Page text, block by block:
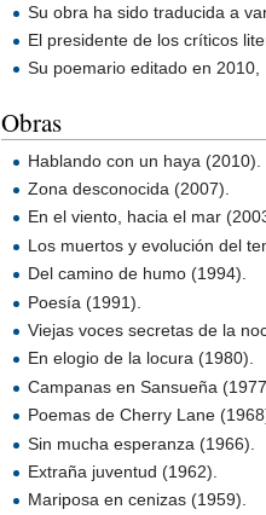
Su obra ha sido traducida a
El presidente de los críticos
Su poemario editado en
Obras
Hablando con un haya (2010).
Zona desconocida (2007).
En el viento, hacia el mar
Los muertos y evolución del
Del camino de humo (1994).
Poesía (1991).
Viejas voces secretas de la
En elogio de la locura (1980).
Campanas en Sansueña
Poemas de Cherry Lane
Sin mucha esperanza (1966).
Extraña juventud (1962).
Mariposa en cenizas (1959).